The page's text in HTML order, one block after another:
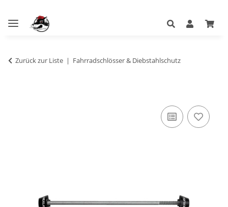
Zurück zur Liste Fahrradschlösser & Diebstahlschutz